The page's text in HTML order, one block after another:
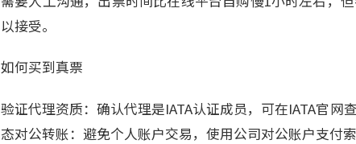
以接受。
如何买到真票
验证代理资质：确认代理是IATA认证成员，可在IATA官
态对公转账：避免个人账户交易，使用公司对公账户支付